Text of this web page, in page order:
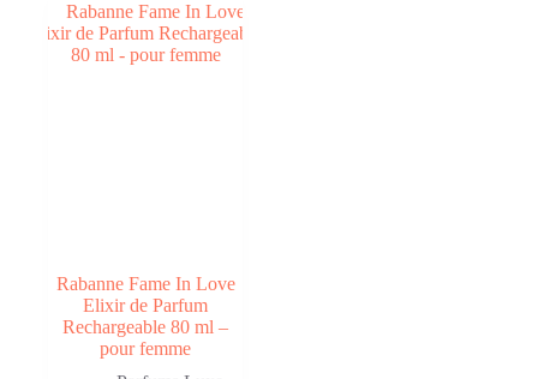
Rabanne Fame In Love
Elixir de Parfum
Rechargeable 80 ml –
pour femme